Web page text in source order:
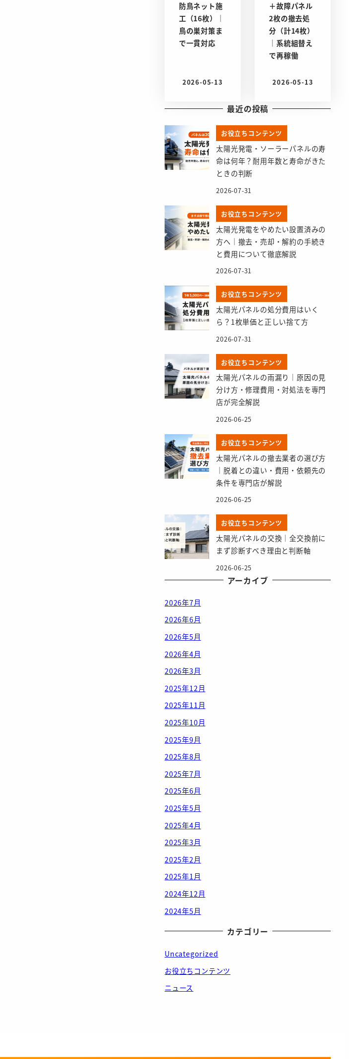
防鳥ネット施
工（16枚）｜
鳥の巣対策ま
で一貫対応
投稿日
2026-05-13
＋故障パネル
2枚の撤去処
分（計14枚）
｜系統組替え
で再稼働
投稿日
2026-05-13
最近の投稿
お役立ちコンテンツ
太陽光発電・ソーラーパネルの寿
命は何年？耐用年数と寿命がきた
ときの判断
2026-07-31
お役立ちコンテンツ
太陽光発電をやめたい設置済みの
方へ｜撤去・売却・解約の手続き
と費用について徹底解説
2026-07-31
お役立ちコンテンツ
太陽光パネルの処分費用はいく
ら？1枚単価と正しい捨て方
2026-07-31
お役立ちコンテンツ
太陽光パネルの雨漏り｜原因の見
分け方・修理費用・対処法を専門
店が完全解説
2026-06-25
お役立ちコンテンツ
太陽光パネルの撤去業者の選び方
｜脱着との違い・費用・依頼先の
条件を専門店が解説
2026-06-25
お役立ちコンテンツ
太陽光パネルの交換｜全交換前に
まず診断すべき理由と判断軸
2026-06-25
アーカイブ
2026年7月
2026年6月
2026年5月
2026年4月
2026年3月
2025年12月
2025年11月
2025年10月
2025年9月
2025年8月
2025年7月
2025年6月
2025年5月
2025年4月
2025年3月
2025年2月
2025年1月
2024年12月
2024年5月
カテゴリー
Uncategorized
お役立ちコンテンツ
ニュース